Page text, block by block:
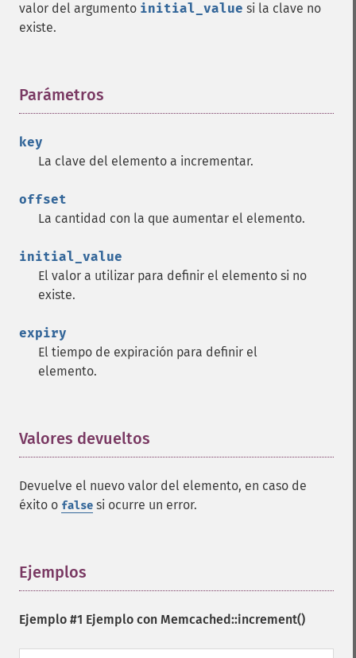
valor del argumento initial_value si la clave no
existe.
Parámetros
key
La clave del elemento a incrementar.
offset
La cantidad con la que aumentar el elemento.
initial_value
El valor a utilizar para definir el elemento si no
existe.
expiry
El tiempo de expiración para definir el
elemento.
Valores devueltos
Devuelve el nuevo valor del elemento, en caso de
éxito o false si ocurre un error.
Ejemplos
Ejemplo #1 Ejemplo con Memcached::increment()